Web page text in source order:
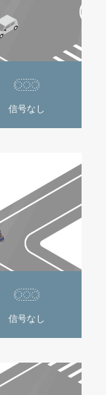
信号なし
信号なし